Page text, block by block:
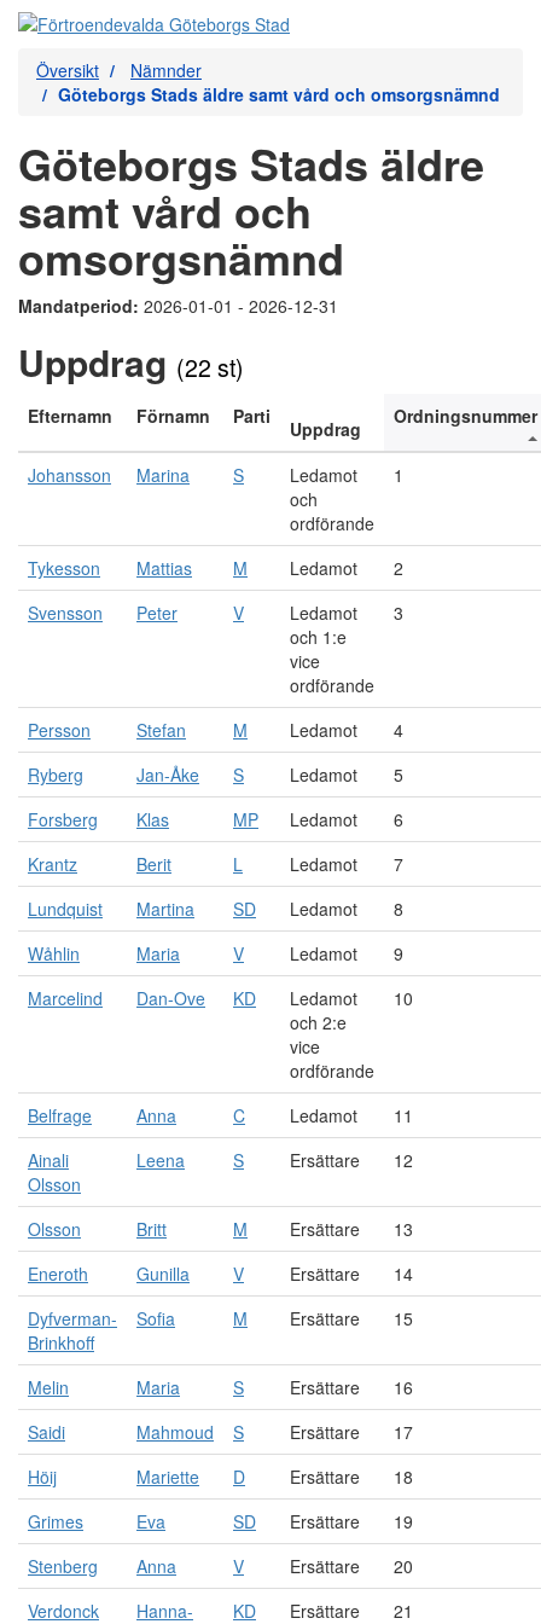
Översikt
Nämnder
Göteborgs Stads äldre samt vård och omsorgsnämnd
Göteborgs Stads äldre
samt vård och
omsorgsnämnd
Mandatperiod: 2026-01-01 - 2026-12-31
Uppdrag (22 st)
Efternamn Förnamn Parti
Uppdrag
Ordningsnummer
Johansson Marina S
Ledamot
och
ordförande
1
Tykesson Mattias M Ledamot
2
Svensson
Peter V
Ledamot
och 1:e
vice
ordförande
3
Persson Stefan M Ledamot
4
Ryberg
Jan-Åke S Ledamot
5
Forsberg
Klas MP Ledamot
6
Krantz
Berit L Ledamot
7
Lundquist
Martina SD Ledamot
8
Wåhlin
Maria V Ledamot
9
Marcelind
Dan-Ove KD
Ledamot
och 2:e
vice
ordförande
10
Belfrage Anna C Ledamot
11
Ainali
Olsson
Leena S Ersättare 12
Olsson Britt M Ersättare
13
Eneroth
Gunilla V Ersättare
14
Dyfverman-
Brinkhoff
Sofia M Ersättare 15
Melin Maria S Ersättare
16
Saidi
Mahmoud S Ersättare
17
Höij
Mariette D Ersättare
18
Grimes
Eva SD Ersättare
19
Stenberg
Anna V Ersättare
20
Verdonck
Hanna-
KD Ersättare 21